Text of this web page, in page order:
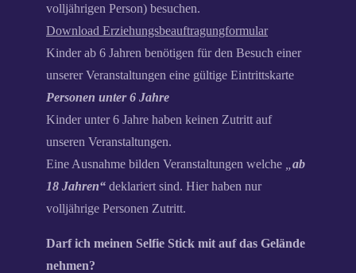
volljährigen Person) besuchen.
Download Erziehungsbeauftragungformular
Kinder ab 6 Jahren benötigen für den Besuch einer
unserer Veranstaltungen eine gültige Eintrittskarte
Personen unter 6 Jahre
Kinder unter 6 Jahre haben keinen Zutritt auf
unseren Veranstaltungen.
Eine Ausnahme bilden Veranstaltungen welche
ab
18 Jahren“ deklariert sind. Hier haben nur
volljährige Personen Zutritt.
Darf ich meinen Selfie Stick mit auf das Gelände
nehmen?